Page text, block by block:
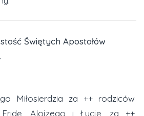
Świętych Apostołów
Miłosierdzia za ++ rodziców
Alojzego i Łucję, za ++